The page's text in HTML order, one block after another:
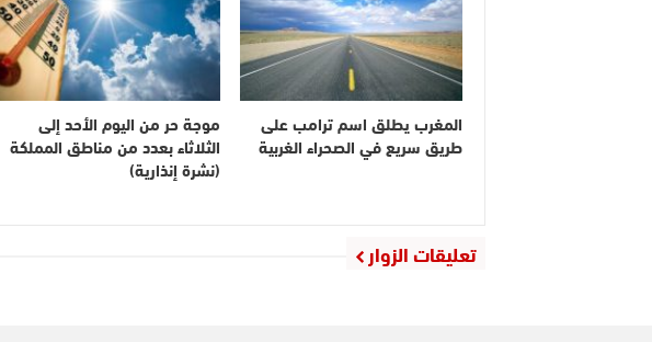
المغرب يطلق اسم ترامب على
طريق سريع في الصحراء الغربية
موجة حر من اليوم الأحد إلى
الثلاثاء بعدد من مناطق المملكة
(نشرة إنذارية)
تعليقات الزوار